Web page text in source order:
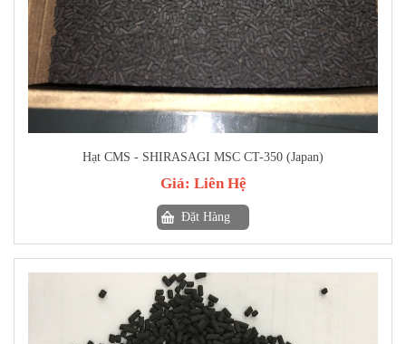
Hạt CMS - SHIRASAGI MSC CT-350 (Japan)
Giá: Liên Hệ
Đặt Hàng